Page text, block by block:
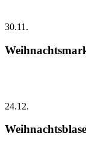
30.11.
24.12.